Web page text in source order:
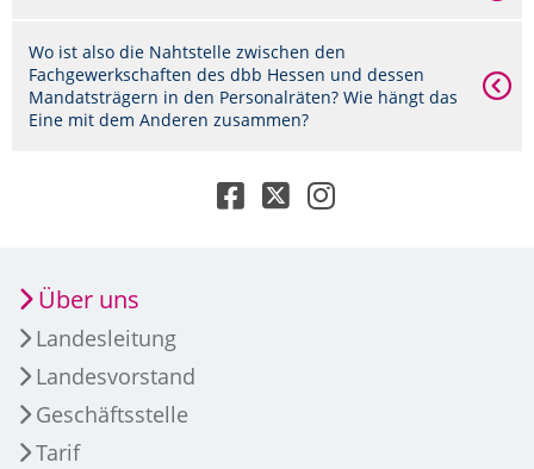
Wo ist also die Nahtstelle zwischen den
Fachgewerkschaften des dbb Hessen und dessen
Mandatsträgern in den Personalräten? Wie hängt das
Eine mit dem Anderen zusammen?
Über uns
Landesleitung
Landesvorstand
Geschäftsstelle
Tarif